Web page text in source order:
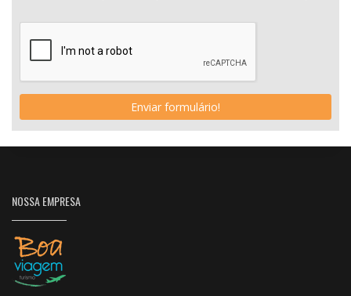
Enviar formulário!
NOSSA EMPRESA